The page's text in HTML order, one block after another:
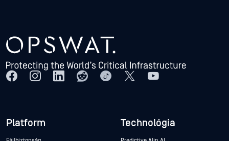
Platform Technológia